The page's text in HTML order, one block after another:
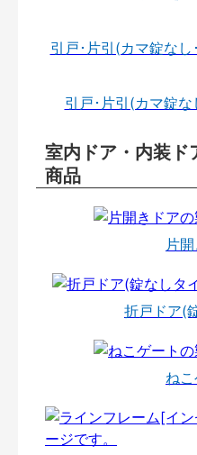
引戸･片引(カマ錠な
引戸･片引(カマ錠
室内ドア・内装ド
商品
片
折戸ドア(
ねこ